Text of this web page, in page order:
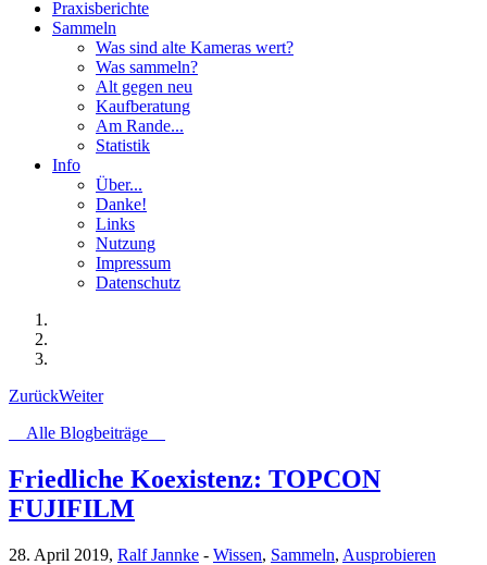
Praxisberichte
Sammeln
Was sind alte Kameras wert?
Was sammeln?
Alt gegen neu
Kaufberatung
Am Rande...
Statistik
Info
Über...
Danke!
Links
Nutzung
Impressum
Datenschutz
ZurückWeiter
Alle Blogbeiträge
Friedliche Koexistenz: TOPCON
FUJIFILM
28. April 2019, Ralf Jannke - Wissen, Sammeln, Ausprobieren